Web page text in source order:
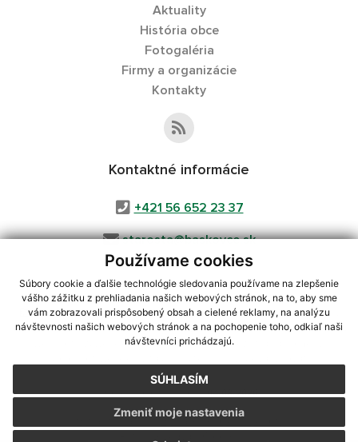
Používame cookies
Súbory cookie a ďalšie technológie sledovania používame na zlepšenie
vášho zážitku z prehliadania našich webových stránok, na to, aby sme
vám zobrazovali prispôsobený obsah a cielené reklamy, na analýzu
návštevnosti našich webových stránok a na pochopenie toho, odkiaľ naši
návštevníci prichádzajú.
SÚHLASÍM
Zmeniť moje nastavenia
Aktuality
História obce
Fotogaléria
Firmy a organizácie
Kontakty
Kontaktné informácie
+421 56 652 23 37
starosta@baskovce.sk
využite možnosť získavania aktuálnych informácií s využitím RSS
CMS systém (redakčný) systém ECHELON 2,Mapa stránok,web portál
webex.digital, s.r.o.,domény,registrácia domény
Posledná aktualizácia:04.08.2026
Vytlačiť stránku|Vyhlásenie o prístupnosti